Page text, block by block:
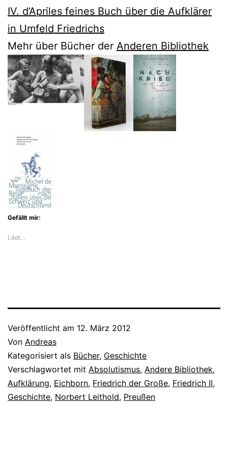
IV. d’Apriles feines Buch über die Aufklärer
in Umfeld Friedrichs
Mehr über Bücher der Anderen Bibliothek
Gefällt mir:
Lädt…
Veröffentlicht am 12. März 2012
Von Andreas
Kategorisiert als Bücher, Geschichte
Verschlagwortet mit Absolutismus, Andere Bibliothek,
Aufklärung, Eichborn, Friedrich der Große, Friedrich II,
Geschichte, Norbert Leithold, Preußen